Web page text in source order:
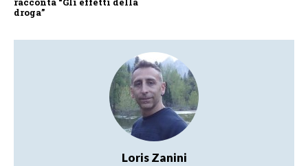
droga”
Loris Zanini